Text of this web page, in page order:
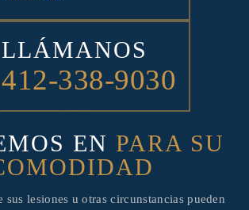
LLÁMANOS
412-338-9030
EN PARA SU
sus lesiones u otras circunstancias pueden